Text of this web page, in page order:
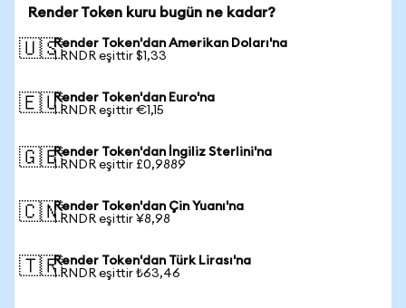
Render Token kuru bugün ne kadar?
🇺🇸Render Token'dan Amerikan Doları'na
1 RNDR eşittir $1,33
🇪🇺Render Token'dan Euro'na
1 RNDR eşittir €1,15
🇬🇧Render Token'dan İngiliz Sterlini'na
1 RNDR eşittir £0,9889
🇨🇳Render Token'dan Çin Yuanı'na
1 RNDR eşittir ¥8,98
🇹🇷Render Token'dan Türk Lirası'na
1 RNDR eşittir ₺63,46